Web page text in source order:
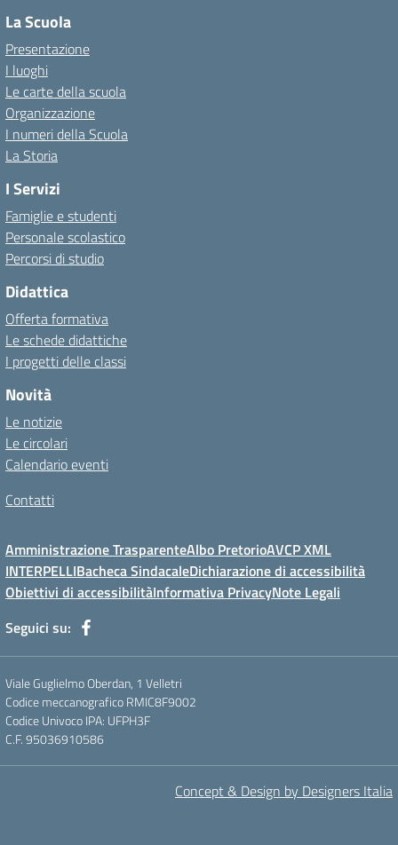
La Scuola
Presentazione
I luoghi
Le carte della scuola
Organizzazione
I numeri della Scuola
La Storia
I Servizi
Famiglie e studenti
Personale scolastico
Percorsi di studio
Didattica
Offerta formativa
Le schede didattiche
I progetti delle classi
Novità
Le notizie
Le circolari
Calendario eventi
Contatti
Amministrazione TrasparenteAlbo PretorioAVCP XML
INTERPELLIBacheca SindacaleDichiarazione di accessibilità
Obiettivi di accessibilitàInformativa PrivacyNote Legali
Seguici su:
Viale Guglielmo Oberdan, 1 Velletri
Codice meccanografico RMIC8F9002
Codice Univoco IPA: UFPH3F
C.F. 95036910586
Concept & Design by Designers Italia